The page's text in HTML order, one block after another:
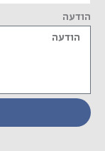
הודעה